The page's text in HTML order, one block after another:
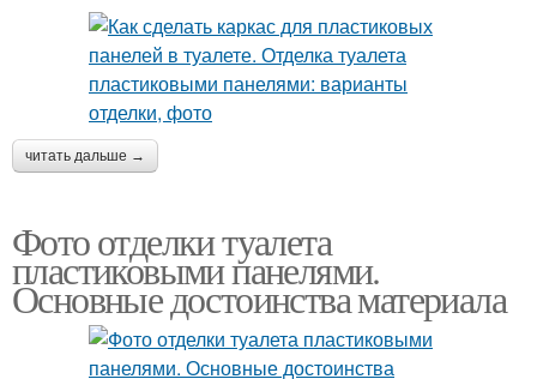
читать дальше →
Фото отделки туалета
пластиковыми панелями.
Основные достоинства материала